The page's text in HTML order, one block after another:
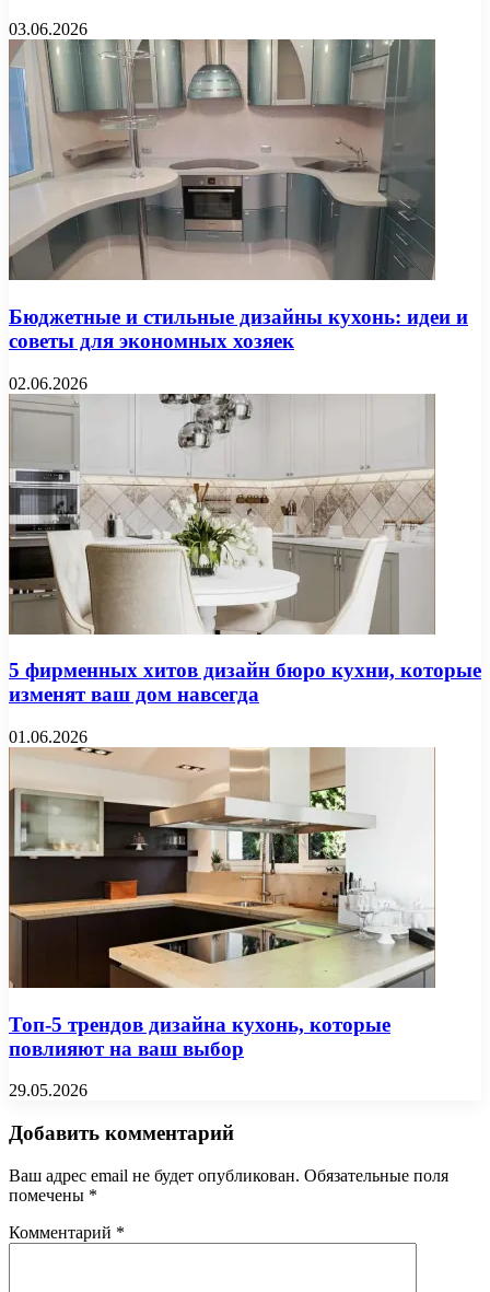
03.06.2026
Бюджетные и стильные дизайны кухонь: идеи и
советы для экономных хозяек
02.06.2026
5 фирменных хитов дизайн бюро кухни, которые
изменят ваш дом навсегда
01.06.2026
Топ-5 трендов дизайна кухонь, которые
повлияют на ваш выбор
29.05.2026
Добавить комментарий
Ваш адрес email не будет опубликован. Обязательные поля
помечены *
Комментарий *